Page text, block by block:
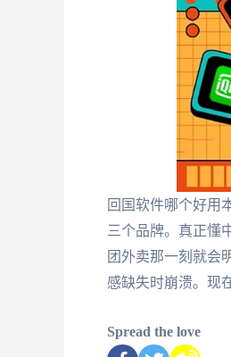
回国软件哪个好用
三个品牌。真正懂
团外卖那一刻就会
感缺失时崩溃。现
Spread the love